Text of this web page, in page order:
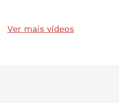
Ver mais vídeos